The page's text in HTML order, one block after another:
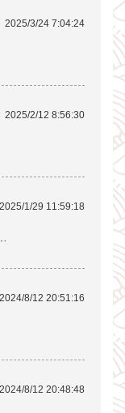
2025/3/24 7:04:24
2025/2/12 8:56:30
1/29 11:59:18
8/12 20:51:16
8/12 20:48:48